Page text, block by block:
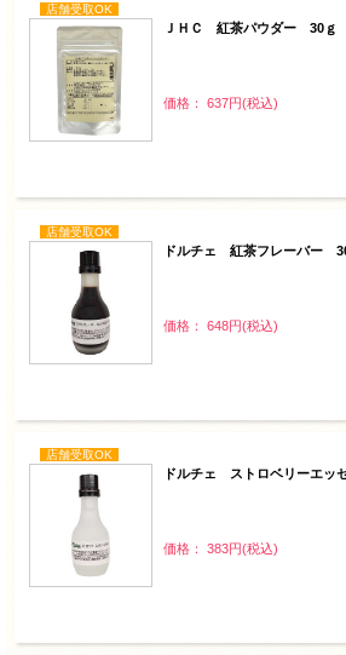
店舗受取OK
ＪＨＣ 紅茶パウダー 30ｇ
価格： 637円(税込)
店舗受取OK
ドルチェ 紅茶フレーバー
価格： 648円(税込)
店舗受取OK
ドルチェ ストロベリーエッ
価格： 383円(税込)